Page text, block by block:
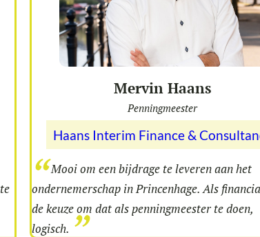
Mervin Haans
Penningmeester
Haans Interim Finance &
Mooi om een bijdrage te leveren aan het
ondernemerschap in Princenhage. Als
de keuze om dat als penningmeester te doen,
logisch.